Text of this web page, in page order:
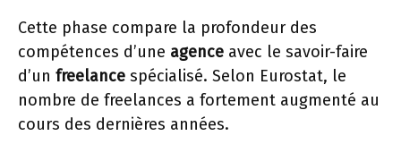
Cette phase compare la profondeur des
compétences d’une agence avec le savoir-faire
d’un freelance spécialisé. Selon Eurostat, le
nombre de freelances a fortement augmenté au
cours des dernières années.